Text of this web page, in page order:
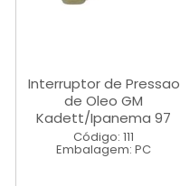
Interruptor de Pressao
de Oleo GM
Kadett/Ipanema 97
Código: 111
Embalagem: PC